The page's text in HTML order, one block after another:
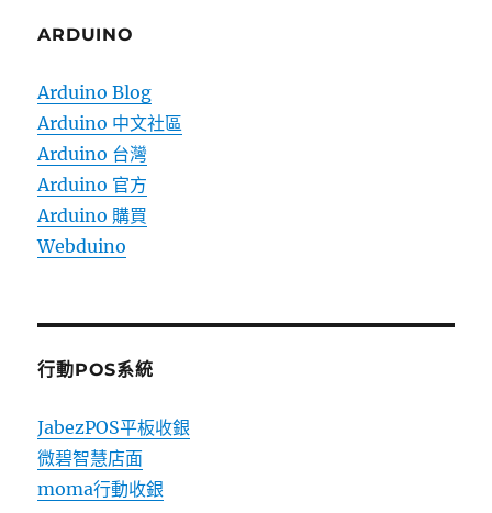
ARDUINO
Arduino Blog
Arduino 中文社區
Arduino 台灣
Arduino 官方
Arduino 購買
Webduino
行動POS系統
JabezPOS平板收銀
微碧智慧店面
moma行動收銀